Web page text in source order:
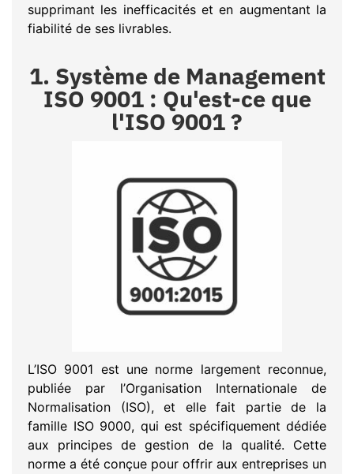
supprimant les inefficacités et en augmentant la
fiabilité de ses livrables.
1. Système de Management
ISO 9001 : Qu'est-ce que
l'ISO 9001 ?
L’ISO 9001 est une norme largement reconnue,
publiée par l’Organisation Internationale de
Normalisation (ISO), et elle fait partie de la
famille ISO 9000, qui est spécifiquement dédiée
aux principes de gestion de la qualité. Cette
norme a été conçue pour offrir aux entreprises un